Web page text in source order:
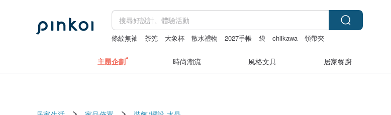
條紋無袖 茶筅 大象杯 散水禮物 2027手帳 袋 chiikawa 領帶夾
主題企劃 時尚潮流 風格文具 居家餐廚